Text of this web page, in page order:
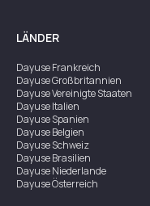
LÄNDER
DayuseFrankreich
DayuseGroßbritannien
DayuseVereinigte Staaten
DayuseItalien
DayuseSpanien
DayuseBelgien
DayuseSchweiz
DayuseBrasilien
DayuseNiederlande
DayuseÖsterreich